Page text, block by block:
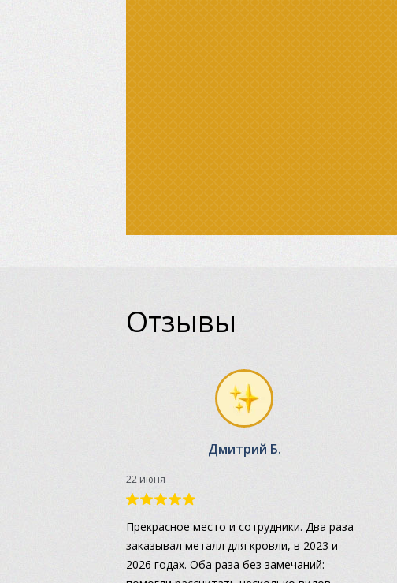
Отзывы
Дмитрий Б.
22 июня
Прекрасное место и сотрудники. Два раза
заказывал металл для кровли, в 2023 и
2026 годах. Оба раза без замечаний: